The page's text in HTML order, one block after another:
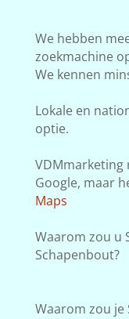
We hebben
zoekmachine
We kennen
Lokale en
optie.
VDMmarketing
Google, maar
Maps
Waarom zou u
Schapenbout?
Waarom zou je